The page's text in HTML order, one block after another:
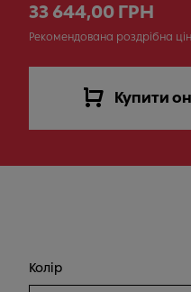
33 644,00 ГРН
Рекомендована роздрібна
Купити
Колір